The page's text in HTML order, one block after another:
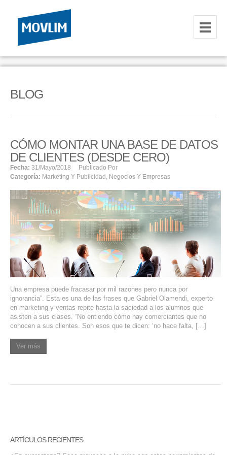
INICIO
HOSTING
HOSTING
RESELLER
SERVIDORES VPS
SERVIDORES VPS WINDOWS
SERVIDORES DEDICADOS
AGENCIA DIGITAL
PAGINAS WEB PARA NEGOCIOS
PAGINA WEB CON MANEJADOR DE CONTENIDOS
PAGINA WEB CON CATÁLOGO DE PRODUCTOS
PAGINAS WEB A MEDIDA
BLOG
CÓMO MONTAR UNA BASE DE DATOS
DE CLIENTES (DESDE CERO)
Fecha: 31/mayo/2018
Publicado Por
Categoría: Marketing Y Publicidad , Negocios Y Empresas
Una empresa puede fracasar por mil razones pero nunca por
ignorancia”. Esta es una de las frases que Gabriel Olamendi, experto
en marketing y ventas repite hasta la saciedad a los alumnos que
asisten a sus clases. “No entiendo cómo hay comerciantes que no
conocen a sus clientes. Son esos que te dicen: ‘no hace falta, […]
Ver más
ARTÍCULOS RECIENTES